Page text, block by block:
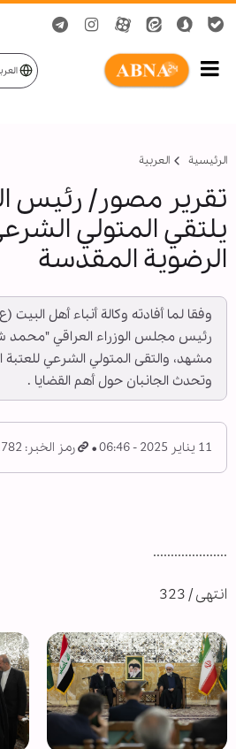
الرئيسية العربیة
تقرير مصور/ رئيس
يلتقي المتولي
الرضوية المقدسة
وفقا لما أفادته وكالة أنباء أهل البيت (ع)
رئيس مجلس الوزراء العراقي "محمد
مشهد، والتقى المتولي الشرعي للعتبة
وتحدث الجانبان حول أهم القضايا .
11 يناير 2025 - 06:46 رمز الخبر: 1521782-
.....................
انتهى / 323